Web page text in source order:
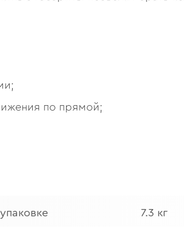
по прямой;
7.3 кг